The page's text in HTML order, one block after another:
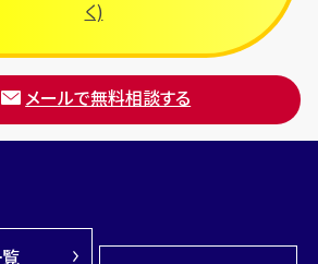
く)
メールで無料相談する